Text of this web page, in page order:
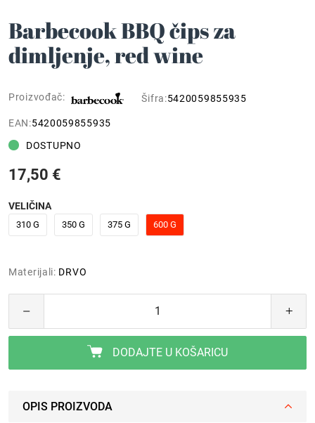
Barbecook BBQ čips za
dimljenje, red wine
Proizvođač: Šifra:5420059855935
EAN:5420059855935
DOSTUPNO
17,50 €
VELIČINA
310 G 350 G 375 G 600 G
Materijali: DRVO
DODAJTE U KOŠARICU
OPIS PROIZVODA